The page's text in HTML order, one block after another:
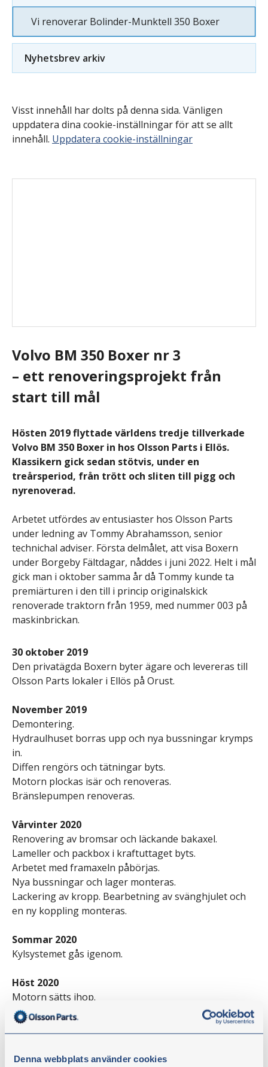
Denna webbplats använder cookies
Vi renoverar Bolinder-Munktell 350 Boxer
Nyhetsbrev arkiv
Visst innehåll har dolts på denna sida. Vänligen
uppdatera dina cookie-inställningar för att se allt
innehåll. Uppdatera cookie-inställningar
Volvo BM 350 Boxer nr 3
– ett renoveringsprojekt från
start till mål
Hösten 2019 flyttade världens tredje tillverkade
Volvo BM 350 Boxer in hos Olsson Parts i Ellös.
Klassikern gick sedan stötvis, under en
treårsperiod, från trött och sliten till pigg och
nyrenoverad.
Arbetet utfördes av entusiaster hos Olsson Parts
under ledning av Tommy Abrahamsson, senior
technichal adviser. Första delmålet, att visa Boxern
under Borgeby Fältdagar, nåddes i juni 2022. Helt i mål
gick man i oktober samma år då Tommy kunde ta
premiärturen i den till i princip originalskick
renoverade traktorn från 1959, med nummer 003 på
maskinbrickan.
30 oktober 2019
Den privatägda Boxern byter ägare och levereras till
Olsson Parts lokaler i Ellös på Orust.
November 2019
Demontering.
Hydraulhuset borras upp och nya bussningar krymps
in.
Diffen rengörs och tätningar byts.
Motorn plockas isär och renoveras.
Bränslepumpen renoveras.
Vårvinter 2020
Renovering av bromsar och läckande bakaxel.
Lameller och packbox i kraftuttaget byts.
Arbetet med framaxeln påbörjas.
Nya bussningar och lager monteras.
Lackering av kropp. Bearbetning av svänghjulet och
en ny koppling monteras.
Sommar 2020
Kylsystemet gås igenom.
Höst 2020
Motorn sätts ihop.
Innan lackering blästras utvändiga delar av motorn.
Topplocket renoveras och ventiler, styrningar och